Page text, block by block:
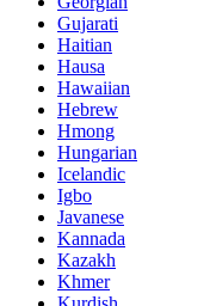
Gujarati
Haitian
Hausa
Hawaiian
Hebrew
Hmong
Hungarian
Icelandic
Igbo
Javanese
Kannada
Kazakh
Khmer